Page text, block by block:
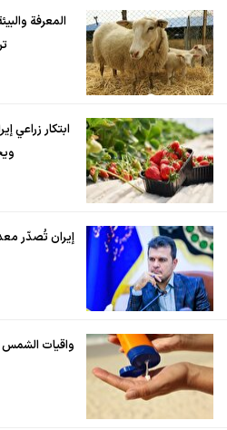
المعرفة
ابتكار زراعي
إيران تُصدّر معداتها
واقيات الشمس